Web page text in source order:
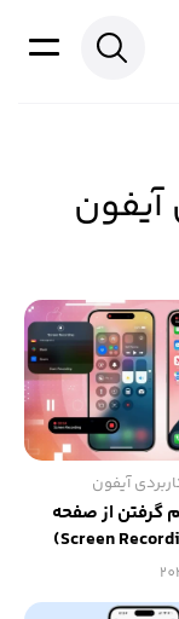
آیفون
گرفتن از صفحه